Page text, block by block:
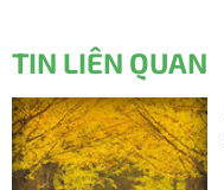
TIN LIÊN QUAN